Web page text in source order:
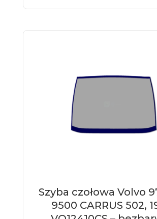
Szyba czołowa Volvo
9500 CARRUS 502,